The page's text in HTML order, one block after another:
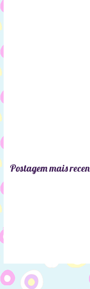
Postagem mais